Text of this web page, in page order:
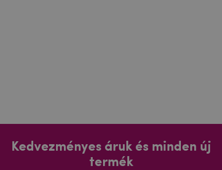
Kedvezményes áruk és minden új
termék